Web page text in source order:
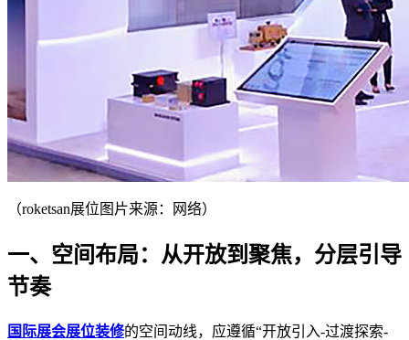
（roketsan展位图片来源：网络）
一、空间布局：从开放到聚焦，分层引导
节奏
国际展会展位装修的空间动线，应遵循“开放引入-过渡探索-